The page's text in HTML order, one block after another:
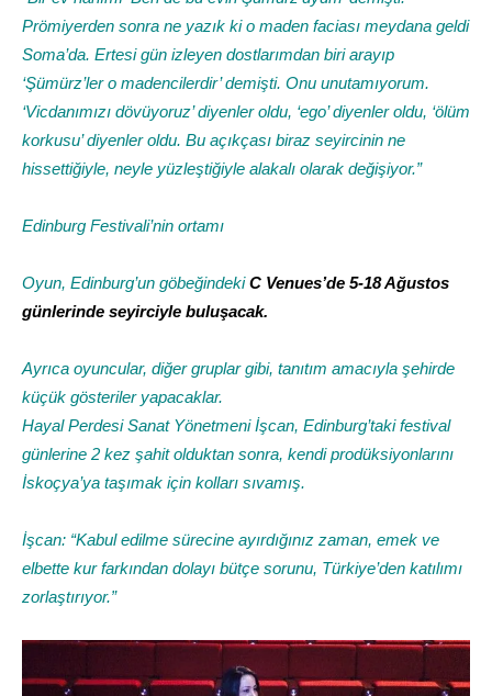
Prömiyerden sonra ne yazık ki o maden faciası meydana geldi
Soma’da. Ertesi gün izleyen dostlarımdan biri arayıp
‘Şümürz’ler o madencilerdir’ demişti. Onu unutamıyorum.
‘Vicdanımızı dövüyoruz’ diyenler oldu, ‘ego’ diyenler oldu, ‘ölüm
korkusu’ diyenler oldu. Bu açıkçası biraz seyircinin ne
hissettiğiyle, neyle yüzleştiğiyle alakalı olarak değişiyor.”
Edinburg Festivali’nin ortamı
Oyun, Edinburg’un göbeğindekiC Venues’de 5-18 Ağustos
günlerinde seyirciyle buluşacak.
Ayrıca oyuncular, diğer gruplar gibi, tanıtım amacıyla şehirde
küçük gösteriler yapacaklar.
Hayal Perdesi Sanat Yönetmeni İşcan, Edinburg’taki festival
günlerine 2 kez şahit olduktan sonra, kendi prodüksiyonlarını
İskoçya’ya taşımak için kolları sıvamış.
İşcan: “Kabul edilme sürecine ayırdığınız zaman, emek ve
elbette kur farkından dolayı bütçe sorunu, Türkiye’den katılımı
zorlaştırıyor.”